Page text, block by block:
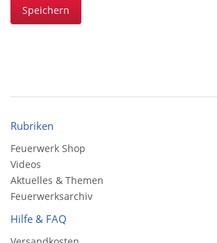
Speichern
Rubriken
Feuerwerk Shop
Videos
Aktuelles & Themen
Feuerwerksarchiv
Hilfe & FAQ